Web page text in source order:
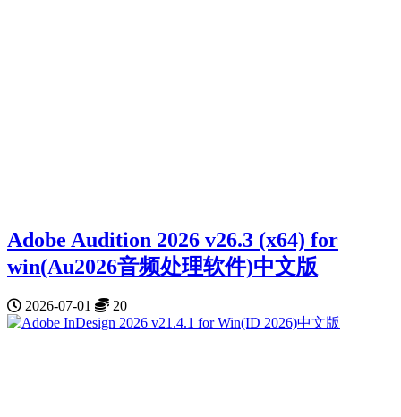
Adobe Audition 2026 v26.3 (x64) for
win(Au2026音频处理软件)中文版
2026-07-01 20